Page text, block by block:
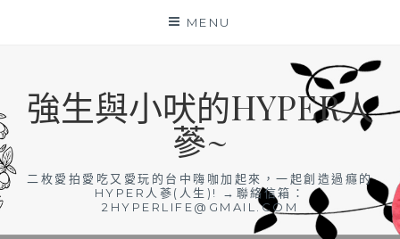
MENU
強生與小吠的HYPER人
蔘~
二枚愛拍愛吃又愛玩的台中嗨咖加起來，一起創造過癮的
HYPER人蔘(人生)! →聯絡信箱：
2HYPERLIFE@GMAIL.COM